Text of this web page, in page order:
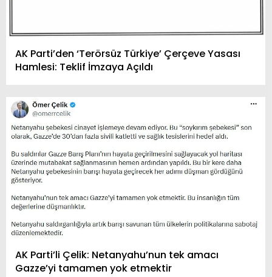
AK Parti’den ‘Terörsüz Türkiye’ Çerçeve Yasası
Hamlesi: Teklif İmzaya Açıldı
AK Parti’li Çelik: Netanyahu’nun tek amacı
Gazze’yi tamamen yok etmektir